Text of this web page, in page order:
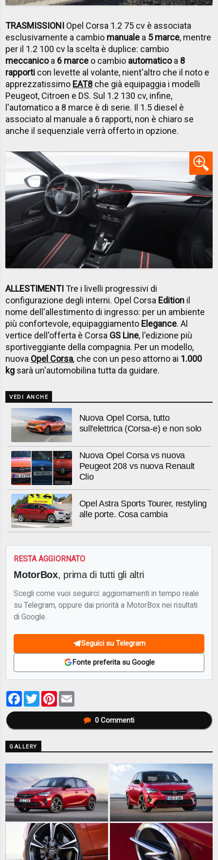
TRASMISSIONI Opel Corsa 1.2 75 cv è associata
esclusivamente a cambio manuale a 5 marce, mentre
per il 1.2 100 cv la scelta è duplice: cambio
meccanicoa 6 marce o cambio automaticoa 8
rapporti con levette al volante, nient'altro che il noto e
apprezzatissimo EAT8 che già equipaggia i modelli
Peugeot, Citroen e DS. Sul 1.2 130 cv, infine,
l'automatico a 8 marce è di serie. Il 1.5 diesel è
associato al manuale a 6 rapporti, non è chiaro se
anche il sequenziale verrà offerto in opzione.
ALLESTIMENTITre i livelli progressivi di
configurazione degli interni. Opel Corsa Edition il
nome dell'allestimento di ingresso: per un ambiente
più confortevole, equipaggiamento Elegance. Al
vertice dell'offerta è Corsa GS Line, l'edizione più
sportiveggiante della compagnia. Per un modello,
nuova Opel Corsa, che con un peso attorno ai 1.000
kg sarà un'automobilina tutta da guidare.
VEDI ANCHE
Nuova Opel Corsa, tutto
sull'elettrica (Corsa-e) e non solo
Nuova Opel Corsa vs nuova
Peugeot 208 vs nuova Renault
Clio
Opel Astra Sports Tourer, restyling
alle porte. Cosa cambia
RESTA AGGIORNATO
MotorBox, prima di tutti gli altri
Scegli come vuoi seguirci: aggiornamenti in tempo reale
su Telegram, oppure dai priorità a MotorBox nei risultati
di Google.
Seguici su Telegram
Fonte preferita su Google
Facebook
TwitterPinterest
0Commenti
GALLERY